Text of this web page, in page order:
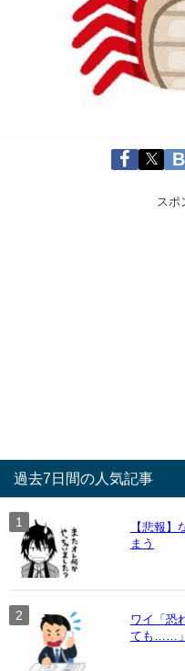
スポ
過去7日間の人気記事
【悲報】
まう
ワイ「恐
ても……」